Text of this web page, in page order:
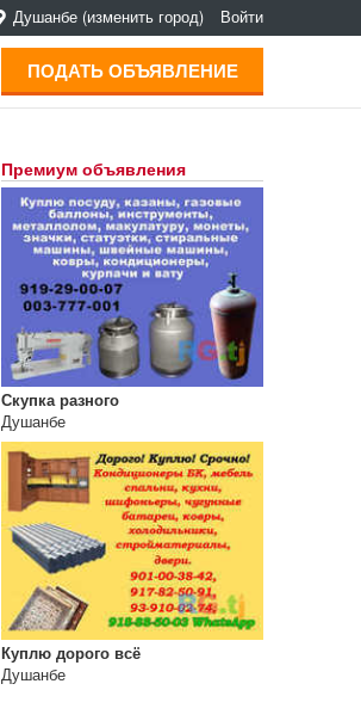
Душанбе (изменить город) Войти
ПОДАТЬ ОБЪЯВЛЕНИЕ
Премиум объявления
Скупка разного
Душанбе
Куплю дорого всё
Душанбе